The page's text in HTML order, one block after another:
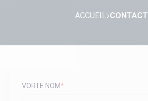
ACCUEIL CONTACT
VORTE NOM*